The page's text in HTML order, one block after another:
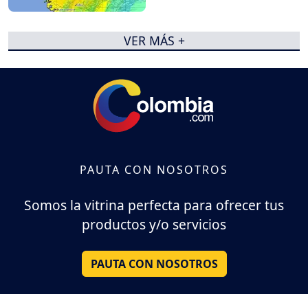
VER MÁS +
PAUTA CON NOSOTROS
Somos la vitrina perfecta para ofrecer tus
productos y/o servicios
PAUTA CON NOSOTROS